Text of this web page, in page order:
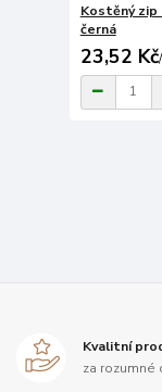
Kostěný zip
černá
23,52 Kč/
Kvalitní
za rozumné